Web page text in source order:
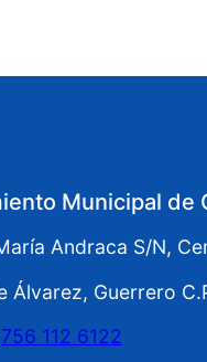
Municipal de
Andraca S/N,
Álvarez, Guerrero
756 112 6122